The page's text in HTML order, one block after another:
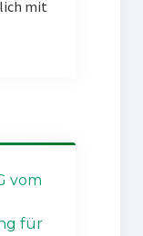
mit
vom
für